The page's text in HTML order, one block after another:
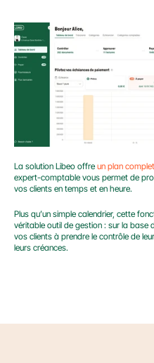
La solution Libeo offre un plan
expert-comptable vous permet de
vos clients en temps et en heure.
Plus qu’un simple calendrier, cette
véritable outil de gestion : sur la base
vos clients à prendre le contrôle de
leurs créances.